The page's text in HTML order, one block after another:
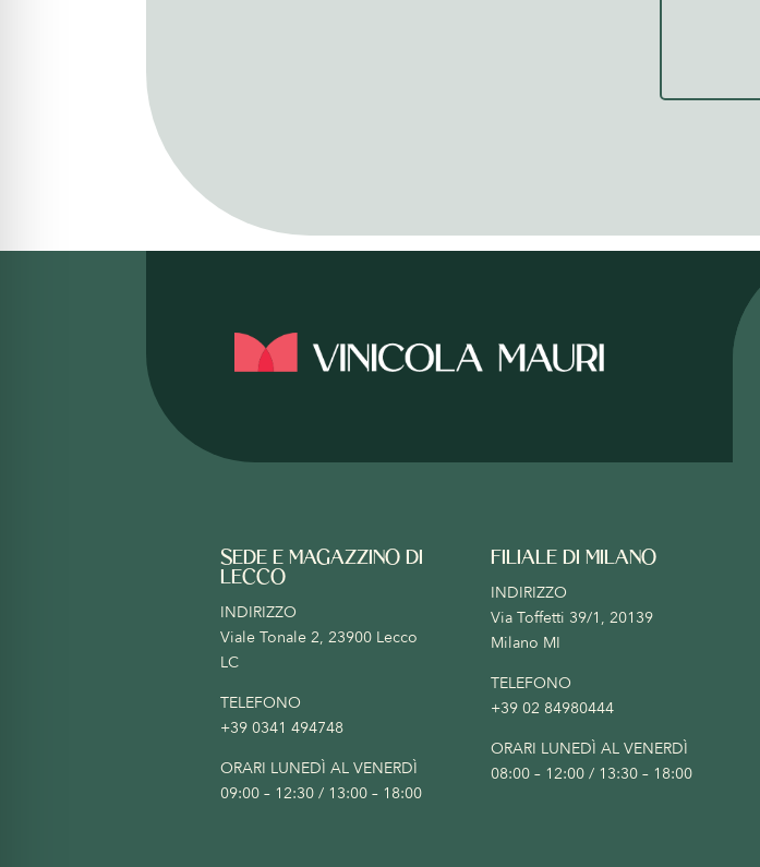
SEDE E MAGAZZINO DI
LECCO
INDIRIZZO
Viale Tonale 2, 23900 Lecco
LC
TELEFONO
+39 0341 494748
ORARI LUNEDÌ AL VENERDÌ
09:00 – 12:30 / 13:00 – 18:00
FILIALE DI MILANO
INDIRIZZO
Via Toffetti 39/1, 20139
Milano MI
TELEFONO
+39 02 84980444
ORARI LUNEDÌ AL VENERDÌ
08:00 – 12:00 / 13:30 – 18:00